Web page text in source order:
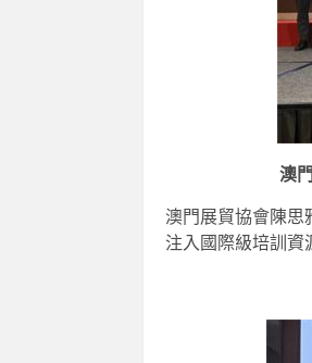
澳
澳門展貿協會陳
注入國際級培訓資